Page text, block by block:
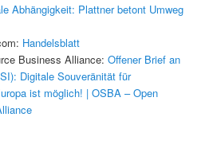
Abhängigkeit: Plattner betont Umweg
Handelsblatt
Business Alliance: Offener Brief an
Digitale Souveränität für
ist möglich! | OSBA – Open